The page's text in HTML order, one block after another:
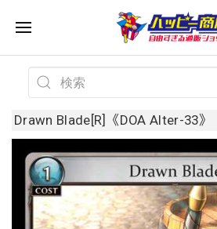
Drawn Blade[R]《DOA Alter-33》